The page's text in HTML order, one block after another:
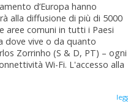
d’Europa hanno
alla diffusione di più di 5000
aree comuni in tutti i Paesi
dove vive o da quanto
Zorrinho (S & D, PT) – ogni
Wi-Fi. L'accesso alla